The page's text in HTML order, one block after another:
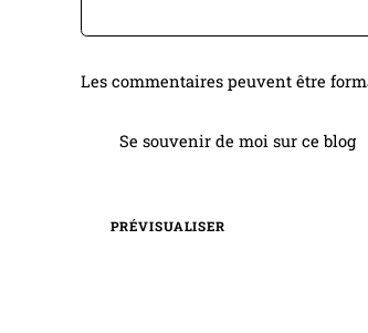
Les commentaires peuvent être
Se souvenir de moi sur ce blog
PRÉVISUALISER